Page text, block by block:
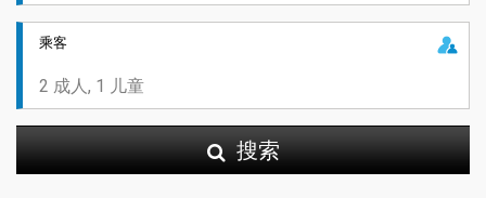
乘客
搜索